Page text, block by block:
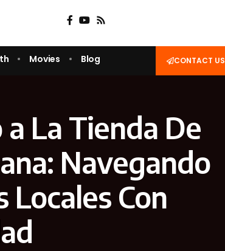
Movies Blog CONTACT US
La Tienda De
Navegando
Locales Con